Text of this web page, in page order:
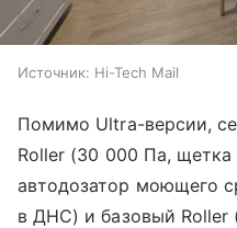
Источник: Hi-Tech Mail
Помимо Ultra-версии,
Roller (30 000 Па, щетка
автодозатор моющего
в ДНС) и базовый Roller